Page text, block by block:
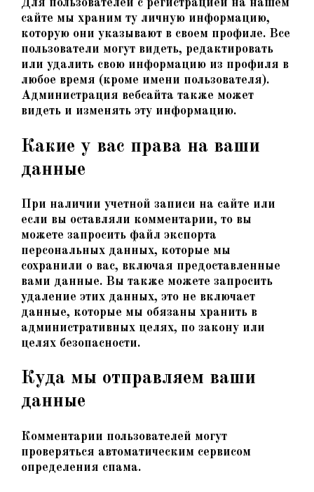
Для пользователей с регистрацией на нашем
сайте мы храним ту личную информацию,
которую они указывают в своем профиле. Все
пользователи могут видеть, редактировать
или удалить свою информацию из профиля в
любое время (кроме имени пользователя).
Администрация вебсайта также может
видеть и изменять эту информацию.
Какие у вас права на ваши
данные
При наличии учетной записи на сайте или
если вы оставляли комментарии, то вы
можете запросить файл экспорта
персональных данных, которые мы
сохранили о вас, включая предоставленные
вами данные. Вы также можете запросить
удаление этих данных, это не включает
данные, которые мы обязаны хранить в
административных целях, по закону или
целях безопасности.
Куда мы отправляем ваши
данные
Комментарии пользователей могут
проверяться автоматическим сервисом
определения спама.